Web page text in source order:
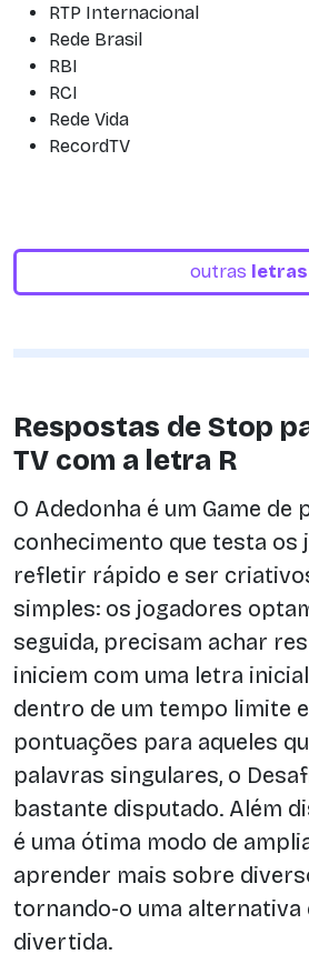
RTP Internacional
Rede Brasil
RBI
RCI
Rede Vida
RecordTV
outras letras
Respostas de Stop
TV com a letra R
O Adedonha é um Game de
conhecimento que testa os
refletir rápido e ser
simples: os jogadores
seguida, precisam achar
iniciem com uma letra
dentro de um tempo limite
pontuações para aqueles
palavras singulares, o
bastante disputado. Além
é uma ótima modo de
aprender mais sobre
tornando-o uma alternativa
divertida.